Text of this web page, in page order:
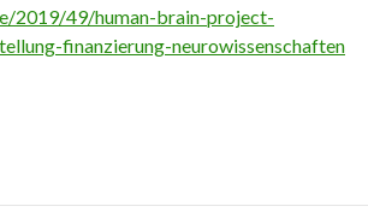
2019/49/human-brain-project-
finanzierung-neurowissenschaften